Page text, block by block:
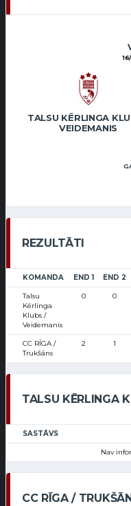
TALSU KĒRLINGA
VEIDEMANIS
REZULTĀTI
KOMANDA END 1 END 2
Talsu
Kērlinga
Klubs /
Veidemanis
0 0
CC RĪGA /
Trukšāns
2 1
TALSU KĒRLINGA
SASTĀVS
Nav
CC RĪGA /